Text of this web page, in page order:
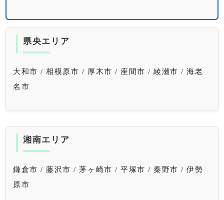
県央エリア
大和市 / 相模原市 / 厚木市 / 座間市 / 綾瀬市 / 海老
名市
湘南エリア
鎌倉市 / 藤沢市 / 茅ヶ崎市 / 平塚市 / 秦野市 / 伊勢
原市